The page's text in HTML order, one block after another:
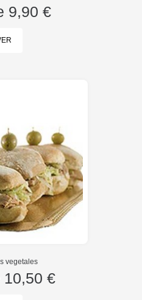
9,90 €
vegetales
10,50 €